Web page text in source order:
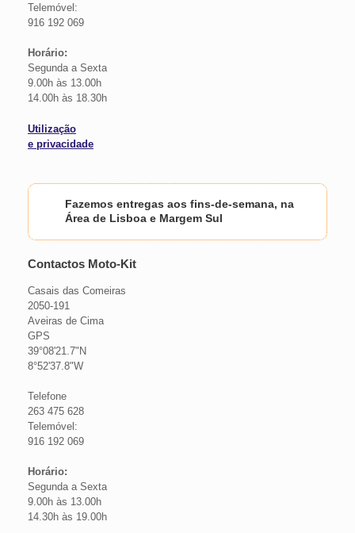
Telemóvel:
916 192 069
Horário:
Segunda a Sexta
9.00h às 13.00h
14.00h às 18.30h
Utilização
e privacidade
Fazemos entregas aos fins-de-semana, na
Área de Lisboa e Margem Sul
Contactos Moto-Kit
Casais das Comeiras
2050-191
Aveiras de Cima
GPS
39°08'21.7"N
8°52'37.8"W
Telefone
263 475 628
Telemóvel:
916 192 069
Horário:
Segunda a Sexta
9.00h às 13.00h
14.30h às 19.00h